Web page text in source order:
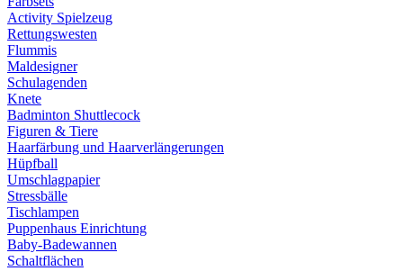
Activity Spielzeug
Rettungswesten
Flummis
Maldesigner
Schulagenden
Knete
Badminton Shuttlecock
Figuren & Tiere
Haarfärbung und Haarverlängerungen
Hüpfball
Umschlagpapier
Stressbälle
Tischlampen
Puppenhaus Einrichtung
Baby-Badewannen
Schaltflächen